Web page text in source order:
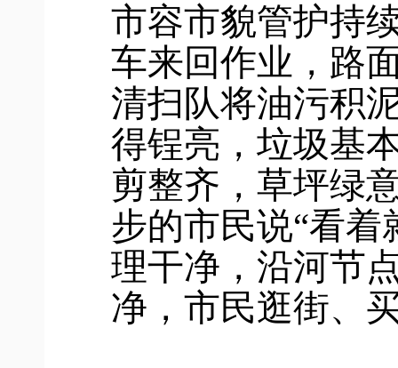
市容市貌管护持
车来回作业，路
清扫队将油污积
得锃亮，垃圾基
剪整齐，草坪绿
步的市民说“看
理干净，沿河节
净，市民逛街、